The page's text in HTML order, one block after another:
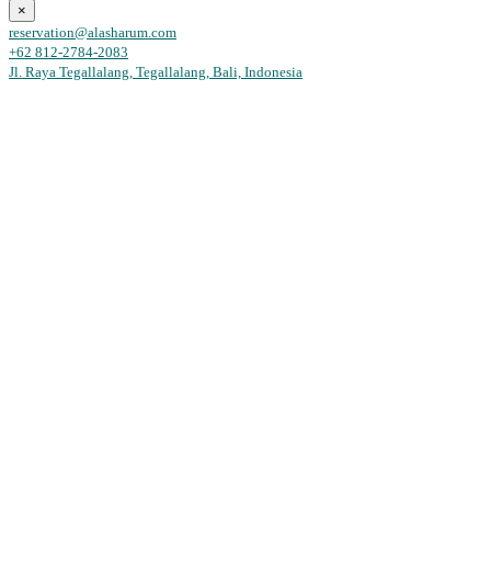
×
reservation@alasharum.com
+62 812-2784-2083
Jl. Raya Tegallalang, Tegallalang, Bali, Indonesia